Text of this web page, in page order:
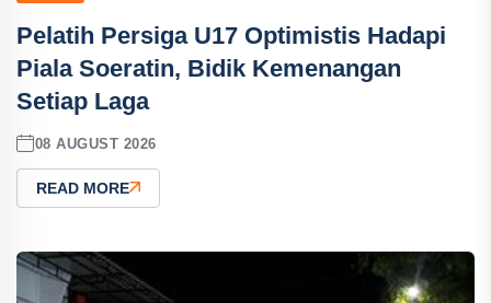
Pelatih Persiga U17 Optimistis Hadapi
Piala Soeratin, Bidik Kemenangan
Setiap Laga
08 AUGUST 2026
READ MORE